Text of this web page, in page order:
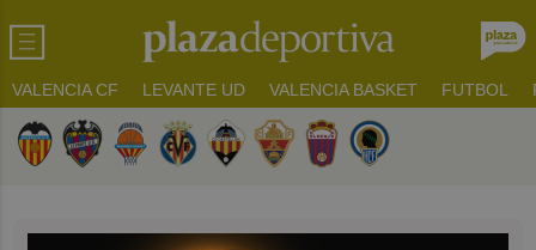
VALENCIA CF LEVANTE UD VALENCIA BASKET FUTBOL